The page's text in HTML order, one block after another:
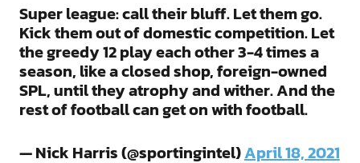
Super league: call their bluff. Let them go.
Kick them out of domestic competition. Let
the greedy 12 play each other 3-4 times a
season, like a closed shop, foreign-owned
SPL, until they atrophy and wither. And the
rest of football can get on with football.
— Nick Harris (@sportingintel)April 18, 2021